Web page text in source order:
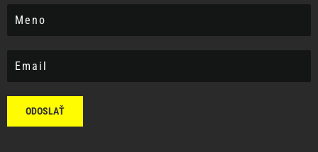
ODOSLAŤ